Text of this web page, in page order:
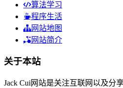
算法学习
程序生活
网站地图
网站简介
关于本站
Jack Cui网站是关注互联网以及分